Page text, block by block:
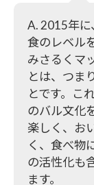
A. 2015年
食のレベル
みさるくマ
とは、つま
とです。こ
のバル文化
楽しく、お
く、食べ物
の活性化も
ます。